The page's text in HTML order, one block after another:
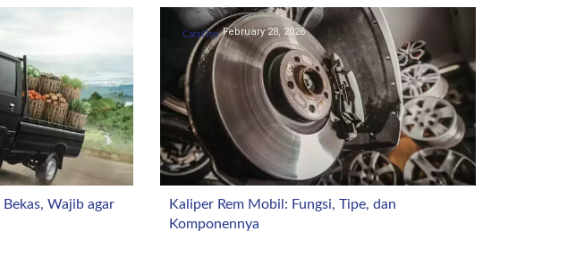
Wajib agar
CarsOto February 28, 2026
Kaliper Rem Mobil: Fungsi, Tipe, dan
Komponennya